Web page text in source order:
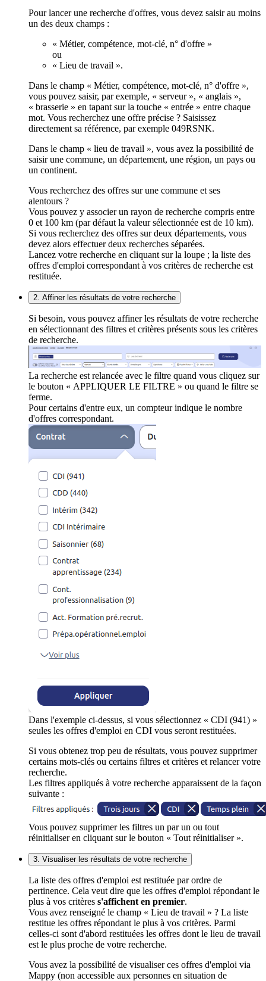
Pour lancer une recherche d'offres, vous devez saisir au moins
un des deux champs :
« Métier, compétence, mot-clé, n° d'offre »
ou
« Lieu de travail ».
Dans le champ « Métier, compétence, mot-clé, n° d'offre »,
vous pouvez saisir, par exemple, « serveur », « anglais »,
« brasserie » en tapant sur la touche « entrée » entre chaque
mot. Vous recherchez une offre précise ? Saisissez
directement sa référence, par exemple 049RSNK.
Dans le champ « lieu de travail », vous avez la possibilité de
saisir une commune, un département, une région, un pays ou
un continent.
Vous recherchez des offres sur une commune et ses
alentours ?
Vous pouvez y associer un rayon de recherche compris entre
0 et 100 km (par défaut la valeur sélectionnée est de 10 km).
Si vous recherchez des offres sur deux départements, vous
devez alors effectuer deux recherches séparées.
Lancez votre recherche en cliquant sur la loupe ; la liste des
offres d'emploi correspondant à vos critères de recherche est
restituée.
2. Affiner les résultats de votre recherche
Si besoin, vous pouvez affiner les résultats de votre recherche
en sélectionnant des filtres et critères présents sous les critères
de recherche.
La recherche est relancée avec le filtre quand vous cliquez sur
le bouton « APPLIQUER LE FILTRE » ou quand le filtre se
ferme.
Pour certains d'entre eux, un compteur indique le nombre
d'offres correspondant.
Dans l'exemple ci-dessus, si vous sélectionnez « CDI (941) »
seules les offres d'emploi en CDI vous seront restituées.
Si vous obtenez trop peu de résultats, vous pouvez supprimer
certains mots-clés ou certains filtres et critères et relancer votre
recherche.
Les filtres appliqués à votre recherche apparaissent de la façon
suivante :
Vous pouvez supprimer les filtres un par un ou tout
réinitialiser en cliquant sur le bouton « Tout réinitialiser ».
3. Visualiser les résultats de votre recherche
La liste des offres d'emploi est restituée par ordre de
pertinence. Cela veut dire que les offres d'emploi répondant le
plus à vos critères s'affichent en premier.
Vous avez renseigné le champ « Lieu de travail » ? La liste
restitue les offres répondant le plus à vos critères. Parmi
celles-ci sont d'abord restituées les offres dont le lieu de travail
est le plus proche de votre recherche.
Vous avez la possibilité de visualiser ces offres d'emploi via
Mappy (non accessible aux personnes en situation de